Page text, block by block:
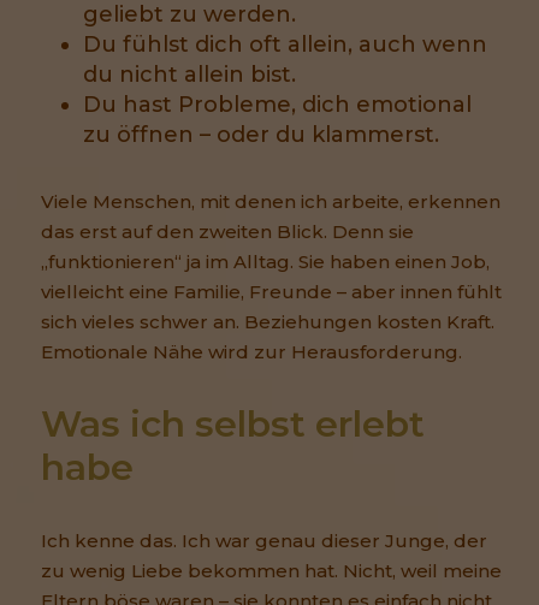
geliebt zu werden.
Du fühlst dich oft allein, auch wenn
du nicht allein bist.
Du hast Probleme, dich emotional
zu öffnen – oder du klammerst.
Viele Menschen, mit denen ich arbeite, erkennen
das erst auf den zweiten Blick. Denn sie
„funktionieren“ ja im Alltag. Sie haben einen Job,
vielleicht eine Familie, Freunde – aber innen fühlt
sich vieles schwer an. Beziehungen kosten Kraft.
Emotionale Nähe wird zur Herausforderung.
Was ich selbst erlebt
habe
Ich kenne das. Ich war genau dieser Junge, der
zu wenig Liebe bekommen hat. Nicht, weil meine